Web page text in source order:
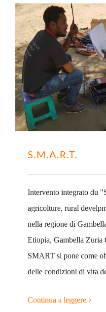
S.M.A.R.T.
Intervento integrato du
agricolture, rural
nella regione di
Etiopia, Gambella Zuria
SMART si pone come
delle condizioni di vita
Continua a leggere